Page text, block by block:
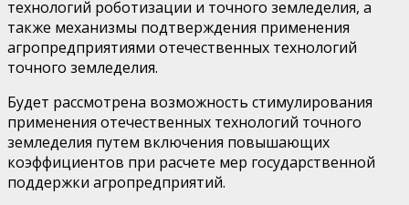
технологий роботизации и точного земледелия, а
также механизмы подтверждения применения
агропредприятиями отечественных технологий
точного земледелия.
Будет рассмотрена возможность стимулирования
применения отечественных технологий точного
земледелия путем включения повышающих
коэффициентов при расчете мер государственной
поддержки агропредприятий.